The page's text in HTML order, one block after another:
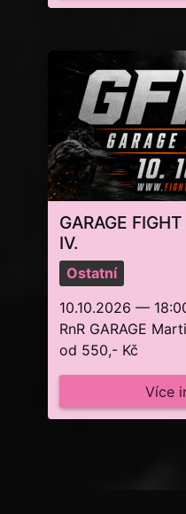
GARAGE
IV.
Ostatní
10.10.2026 —
RnR GARAGE
od 550,- Kč
Více